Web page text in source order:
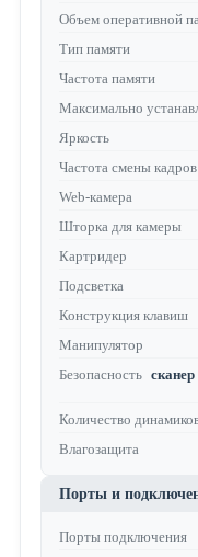
Объем оперативной
Тип памяти
Частота памяти
Максимально
Яркость
Частота смены кадров
Web-камера
Шторка для камеры
Картридер
Подсветка
Конструкция клавиш
Манипулятор
Безопасность
Количество
Влагозащита
Порты и
Порты подключения